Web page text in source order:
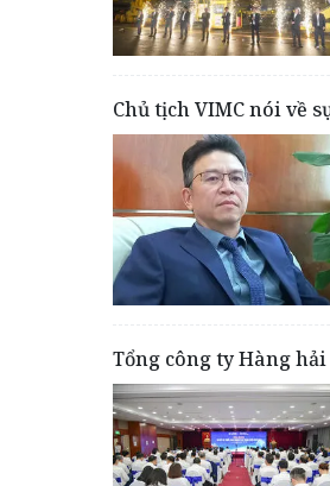
Chủ tịch VIMC nói về
Tổng công ty Hàng